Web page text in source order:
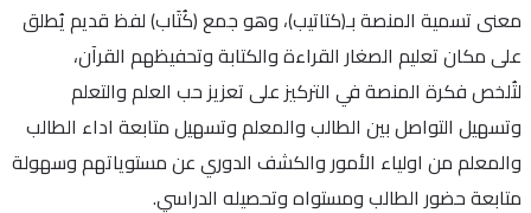
معنى تسمية المنصة بـ(كتاتيب)، وهو جمع (كُتَاب) لفظ قديم يُطلق
على مكان تعليم الصغار القراءة والكتابة وتحفيظهم القرآن،
لتُلخص فكرة المنصة في التركيز على تعزيز حب العلم والتعلم
وتسهيل التواصل بين الطالب والمعلم وتسهيل متابعة اداء الطالب
والمعلم من اولياء الأمور والكشف الدوري عن مستوياتهم وسهولة
متابعة حضور الطالب ومستواه وتحصيله الدراسي.